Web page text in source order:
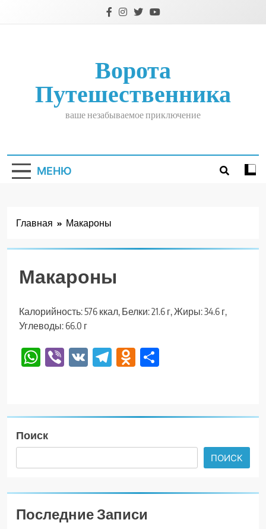
Ворота
Путешественника
ваше незабываемое приключение
МЕНЮ
Главная Макароны
Макароны
Калорийность: 576 ккал, Белки: 21.6 г, Жиры: 34.6 г,
Углеводы: 66.0 г
WhatsApp
Viber
VK TelegramOdnoklassniki
Поиск
ПОИСК
Последние Записи